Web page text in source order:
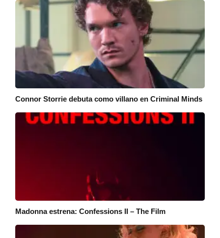
Connor Storrie debuta como villano en Criminal Minds
Madonna estrena: Confessions II – The Film